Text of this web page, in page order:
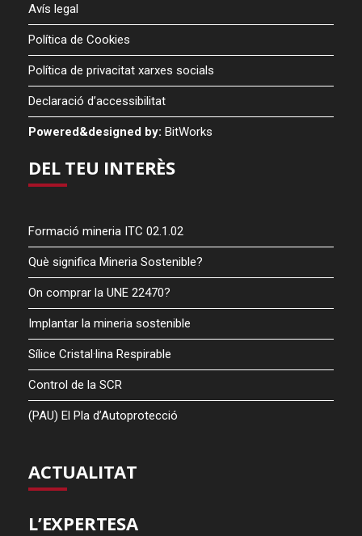
Avís legal
Política de Cookies
Política de privacitat xarxes socials
Declaració d’accessibilitat
Powered&designed by: BitWorks
DEL TEU INTERÈS
Formació mineria ITC 02.1.02
Què significa Mineria Sostenible?
On comprar la UNE 22470?
Implantar la mineria sostenible
Sílice Cristal·lina Respirable
Control de la SCR
(PAU) El Pla d’Autoprotecció
ACTUALITAT
L’EXPERTESA